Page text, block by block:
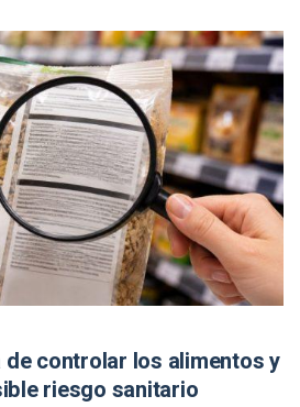
de controlar los alimentos y
riesgo sanitario